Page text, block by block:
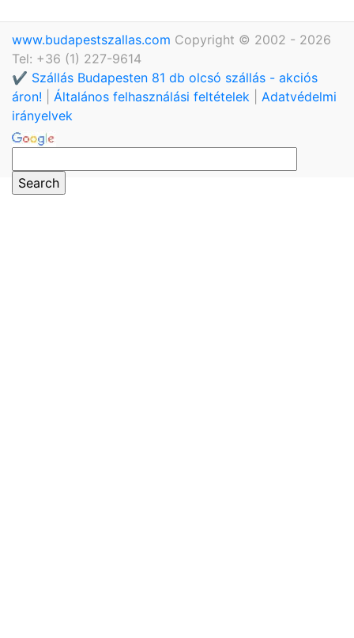
www.budapestszallas.com Copyright © 2002 - 2026
Tel: +36 (1) 227-9614
✔️ Szállás Budapesten 81 db olcsó szállás - akciós
áron!
Általános felhasználási feltételek
Adatvédelmi
irányelvek